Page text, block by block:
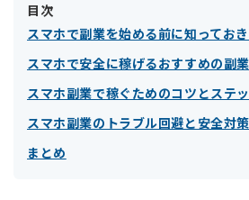
目次
スマホで副業を始める前に知ってお
スマホで安全に稼げるおすすめの副業
スマホ副業で稼ぐためのコツとステ
スマホ副業のトラブル回避と安全対策
まとめ